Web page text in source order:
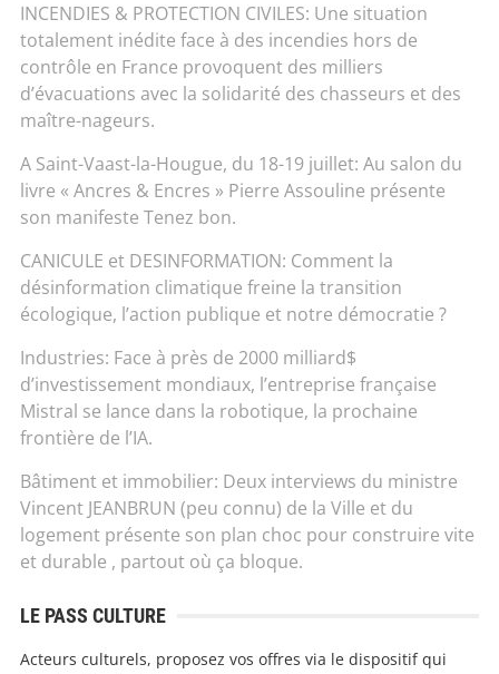
INCENDIES & PROTECTION CIVILES: Une situation
totalement inédite face à des incendies hors de
contrôle en France provoquent des milliers
d’évacuations avec la solidarité des chasseurs et des
maître-nageurs.
A Saint-Vaast-la-Hougue, du 18-19 juillet: Au salon du
livre « Ancres & Encres » Pierre Assouline présente
son manifeste Tenez bon.
CANICULE et DESINFORMATION: Comment la
désinformation climatique freine la transition
écologique, l’action publique et notre démocratie ?
Industries: Face à près de 2000 milliard$
d’investissement mondiaux, l’entreprise française
Mistral se lance dans la robotique, la prochaine
frontière de l’IA.
Bâtiment et immobilier: Deux interviews du ministre
Vincent JEANBRUN (peu connu) de la Ville et du
logement présente son plan choc pour construire vite
et durable , partout où ça bloque.
LE PASS CULTURE
Acteurs culturels, proposez vos offres via le dispositif qui